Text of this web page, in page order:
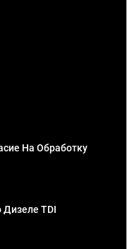
На Обработку
Дизеле TDI